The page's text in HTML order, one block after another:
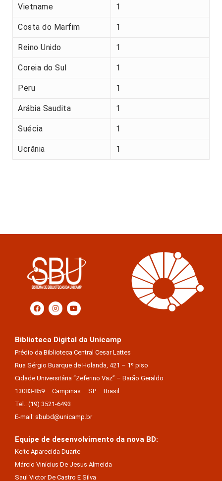
Vietname 1
Costa do Marfim 1
Reino Unido 1
Coreia do Sul 1
Peru 1
Arábia Saudita 1
Suécia 1
Ucrânia 1
Biblioteca Digital da Unicamp
Prédio da Biblioteca Central Cesar Lattes
Rua Sérgio Buarque de Holanda, 421 – 1º piso
Cidade Universitária “Zeferino Vaz” – Barão Geraldo
13083-859 – Campinas – SP – Brasil
Tel.: (19) 3521-6493
E-mail: sbubd@unicamp.br
Equipe de desenvolvimento da nova BD:
Keite Aparecida Duarte
Márcio Vinícius De Jesus Almeida
Saul Victor De Castro E Silva